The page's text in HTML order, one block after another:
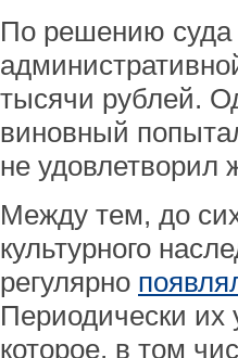
По решению суда
тысячи рублей.
виновный
не удовлетворил
Между тем, до
культурного
регулярно
Периодически их
которое, в том